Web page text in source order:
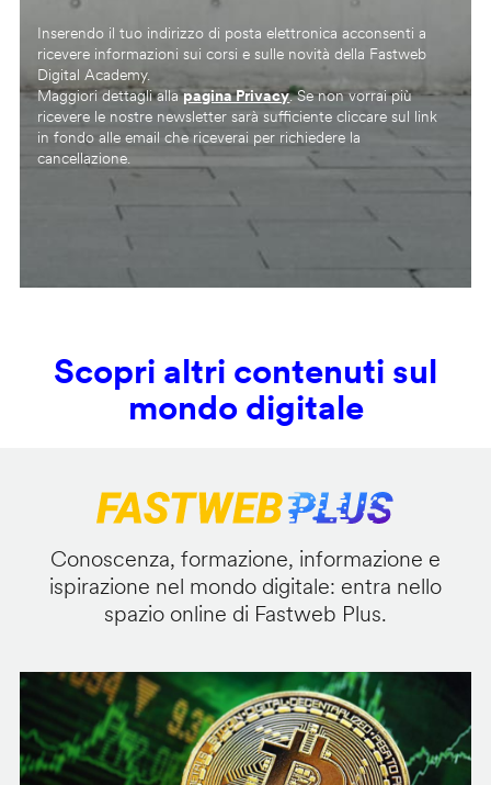
Inserendo il tuo indirizzo di posta elettronica acconsenti a
ricevere informazioni sui corsi e sulle novità della Fastweb
Digital Academy.
Maggiori dettagli allapagina Privacy. Se non vorrai più
ricevere le nostre newsletter sarà sufficiente cliccare sul link
in fondo alle email che riceverai per richiedere la
cancellazione.
Scopri altri contenuti sul
mondo digitale
Conoscenza, formazione, informazione e
ispirazione nel mondo digitale: entra nello
spazio online di Fastweb Plus.